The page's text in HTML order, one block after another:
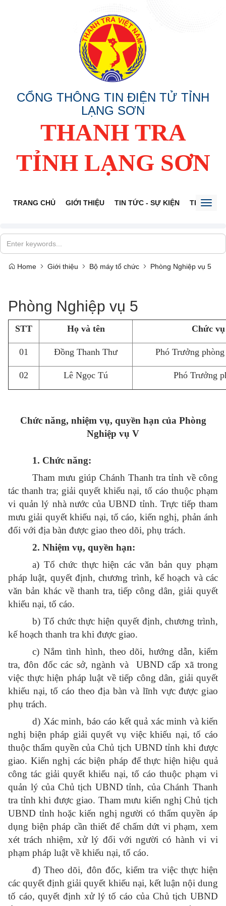
CỔNG THÔNG TIN ĐIỆN TỬ TỈNH
LẠNG SƠN
THANH TRA
TỈNH LẠNG SƠN
TRANG CHỦ GIỚI THIỆU TIN TỨC - SỰ KIỆN THÔNG
Home Giới thiệu Bộ máy tổ chức Phòng Nghiệp vụ 5
Phòng Nghiệp vụ 5
STT Họ và tên Chức vụ
01 Đồng Thanh Thư Phó Trưởng
02 Lê Ngọc Tú Phó Trưởng
Chức năng, nhiệm vụ, quyền hạn của Phòng
Nghiệp vụ V
1. Chức năng:
Tham mưu giúp Chánh Thanh tra tỉnh về công
tác thanh tra; giải quyết khiếu nại, tố cáo thuộc phạm
vi quản lý nhà nước của UBND tỉnh. Trực tiếp tham
mưu giải quyết khiếu nại, tố cáo, kiến nghị, phản ánh
đối với địa bàn được giao theo dõi, phụ trách.
2. Nhiệm vụ, quyền hạn:
a) Tổ chức thực hiện các văn bản quy phạm
pháp luật, quyết định, chương trình, kế hoạch và các
văn bản khác về thanh tra, tiếp công dân, giải quyết
khiếu nại, tố cáo.
b) Tổ chức thực hiện quyết định, chương trình,
kế hoạch thanh tra khi được giao.
c) Nắm tình hình, theo dõi, hướng dẫn, kiểm
tra, đôn đốc các sở, ngành và UBND cấp xã trong
việc thực hiện pháp luật về tiếp công dân, giải quyết
khiếu nại, tố cáo theo địa bàn và lĩnh vực được giao
phụ trách.
d) Xác minh, báo cáo kết quả xác minh và kiến
nghị biện pháp giải quyết vụ việc khiếu nại, tố cáo
thuộc thẩm quyền của Chủ tịch UBND tỉnh khi được
giao. Kiến nghị các biện pháp để thực hiện hiệu quả
công tác giải quyết khiếu nại, tố cáo thuộc phạm vi
quản lý của Chủ tịch UBND tỉnh, của Chánh Thanh
tra tỉnh khi được giao. Tham mưu kiến nghị Chủ tịch
UBND tỉnh hoặc kiến nghị người có thẩm quyền áp
dụng biện pháp cần thiết để chấm dứt vi phạm, xem
xét trách nhiệm, xử lý đối với người có hành vi vi
phạm pháp luật về khiếu nại, tố cáo.
đ) Theo dõi, đôn đốc, kiểm tra việc thực hiện
các quyết định giải quyết khiếu nại, kết luận nội dung
tố cáo, quyết định xử lý tố cáo của Chủ tịch UBND